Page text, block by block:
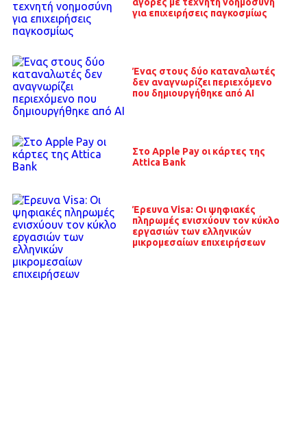
για επιχειρήσεις παγκοσμίως
Ένας στους δύο καταναλωτές
δεν αναγνωρίζει περιεχόμενο
που δημιουργήθηκε από AΙ
Στο Apple Pay οι κάρτες της
Attica Bank
Έρευνα Visa: Οι ψηφιακές
πληρωμές ενισχύουν τον κύκλο
εργασιών των ελληνικών
μικρομεσαίων επιχειρήσεων